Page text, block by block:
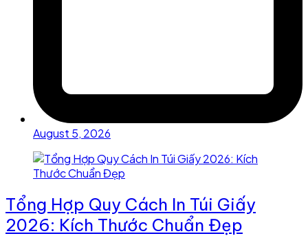
August 5, 2026
Tổng Hợp Quy Cách In Túi Giấy
2026: Kích Thước Chuẩn Đẹp